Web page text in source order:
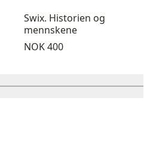
Swix. Historien og
mennskene
Pris:
NOK 400